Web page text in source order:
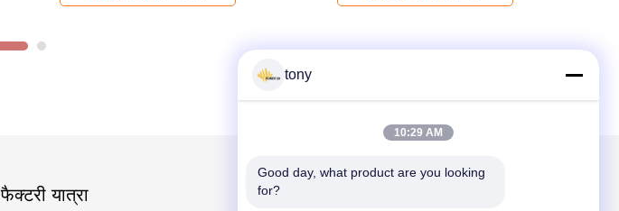
फैक्टरी यात्रा हमें मेल करें
tony
10:29 AM
Good day, what product are you looking
for?